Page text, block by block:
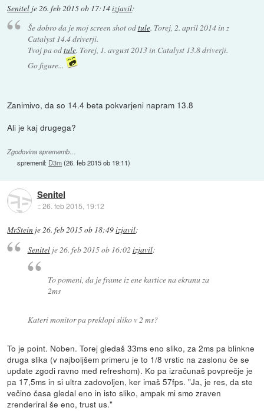
Senitel je 26. feb 2015 ob 17:14izjavil:
Še dobro da je moj screen shot odtule. Torej, 2. april 2014 in z
Catalyst 14.4 driverji.
Tvoj pa odtule. Torej, 1. avgust 2013 in Catalyst 13.8 driverji.
Go figure...
Zanimivo, da so 14.4 beta pokvarjeni napram 13.8
Ali je kaj drugega?
Zgodovina sprememb…
spremenil: D3m(26. feb 2015 ob 19:11)
Senitel
::26. feb 2015, 19:12
MrStein je26. feb 2015 ob 18:49izjavil:
Senitelje 26. feb 2015 ob 16:02 izjavil:
To pomeni, da je frame iz ene kartice na ekranu za
2ms
Kateri monitor pa preklopi sliko v 2 ms?
To je point. Noben. Torej gledaš 33ms eno sliko, za 2ms pa blinkne
druga slika (v najboljšem primeru je to 1/8 vrstic na zaslonu če se
update zgodi ravno med refreshom). Ko pa izračunaš povprečje je
pa 17,5ms in si ultra zadovoljen, ker imaš 57fps. "Ja, je res, da ste
večino časa gledal eno in isto sliko, ampak mi smo zraven
zrenderiral še eno, trust us."